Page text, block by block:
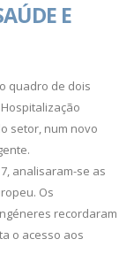
E
quadro de dois
setor, num novo
analisaram-se as
Os
recordaram
o acesso aos